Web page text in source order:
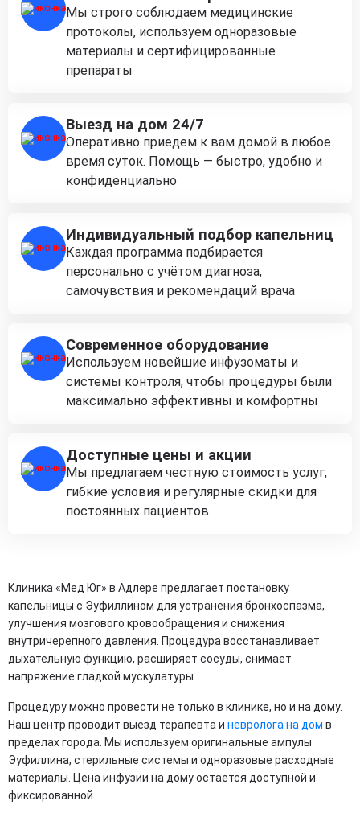
Мы строго соблюдаем медицинские
протоколы, используем одноразовые
материалы и сертифицированные
препараты
Выезд на дом 24/7
Оперативно приедем к вам домой в любое
время суток. Помощь — быстро, удобно и
конфиденциально
Индивидуальный подбор капельниц
Каждая программа подбирается
персонально с учётом диагноза,
самочувствия и рекомендаций врача
Современное оборудование
Используем новейшие инфузоматы и
системы контроля, чтобы процедуры были
максимально эффективны и комфортны
Доступные цены и акции
Мы предлагаем честную стоимость услуг,
гибкие условия и регулярные скидки для
постоянных пациентов
Клиника «Мед Юг» в Адлере предлагает постановку
капельницы с Эуфиллином для устранения бронхоспазма,
улучшения мозгового кровообращения и снижения
внутричерепного давления. Процедура восстанавливает
дыхательную функцию, расширяет сосуды, снимает
напряжение гладкой мускулатуры.
Процедуру можно провести не только в клинике, но и на дому.
Наш центр проводит выезд терапевта и невролога на дом в
пределах города. Мы используем оригинальные ампулы
Эуфиллина, стерильные системы и одноразовые расходные
материалы. Цена инфузии на дому остается доступной и
фиксированной.